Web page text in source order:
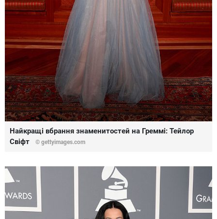
Найкращі вбрання знаменитостей на Греммі: Тейлор
Свіфт
© gettyimages.com